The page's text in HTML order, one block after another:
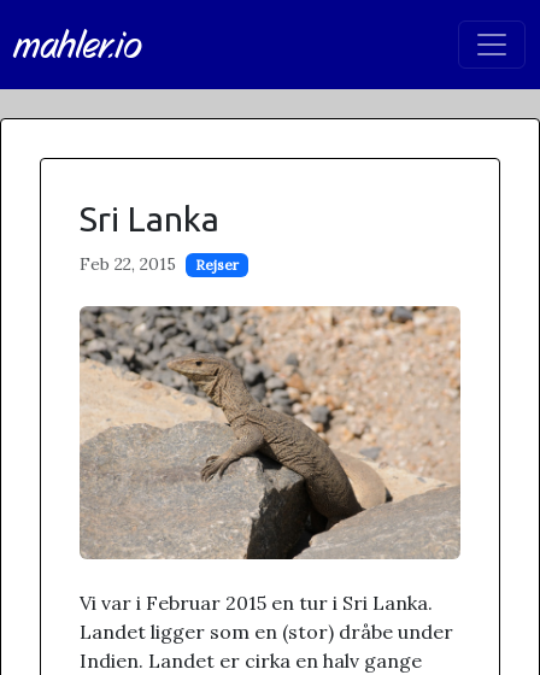
mahler.io
Sri Lanka
Feb 22, 2015 Rejser
Vi var i Februar 2015 en tur i Sri Lanka.
Landet ligger som en (stor) dråbe under
Indien. Landet er cirka en halv gange